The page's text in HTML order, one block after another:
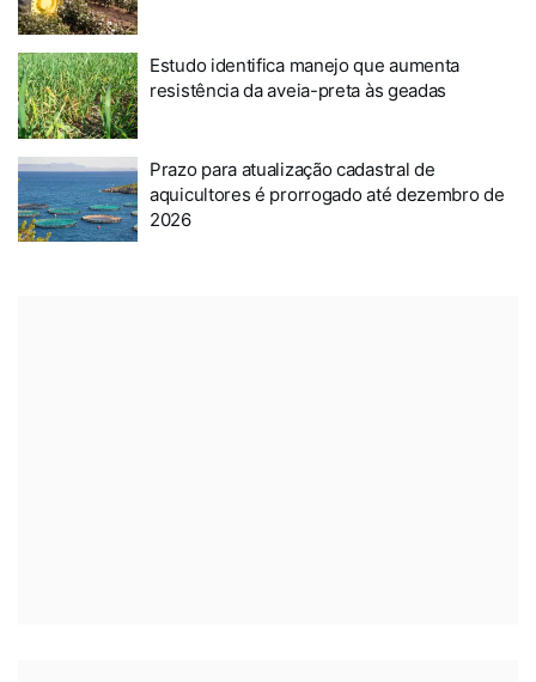
Estudo identifica manejo que aumenta
resistência da aveia-preta às geadas
Prazo para atualização cadastral de
aquicultores é prorrogado até dezembro de
2026